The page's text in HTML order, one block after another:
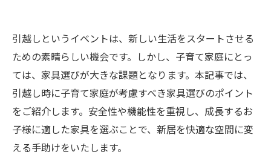
引越しというイベントは、新しい生活をスタートさせる
ための素晴らしい機会です。しかし、子育て家庭にとっ
ては、家具選びが大きな課題となります。本記事では、
引越し時に子育て家庭が考慮すべき家具選びのポイント
をご紹介します。安全性や機能性を重視し、成長するお
子様に適した家具を選ぶことで、新居を快適な空間に変
える手助けをいたします。